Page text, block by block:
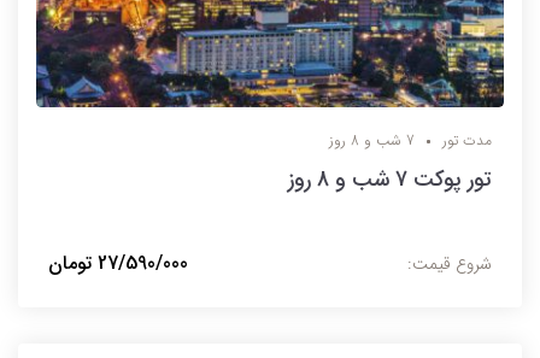
مدت تور 7 شب و 8 روز
تور پوکت 7 شب و 8 روز
شروع قیمت: 27/590/000 تومان